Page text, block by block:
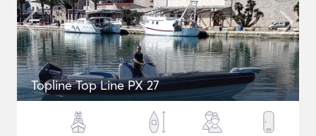
Topline Top Line PX 27